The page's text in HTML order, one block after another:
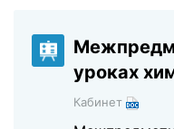
уроках
Кабинет